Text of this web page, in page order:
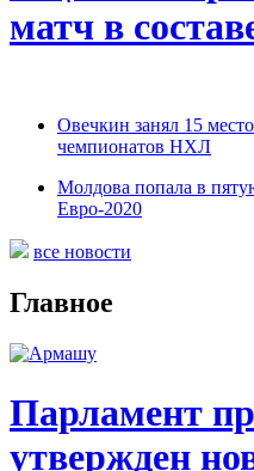
матч в
Овечкин занял 15
чемпионатов НХЛ
Молдова попала в
Евро-2020
все новости
Главное
Парламент
утвержден